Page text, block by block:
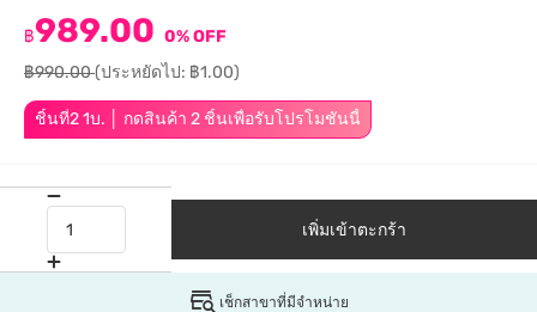
ชิ้นที่2 1บ. │ กดสินค้า 2 ชิ้นเพื่อรับโปรโมชันนี้
฿989.00 0% OFF
฿990.00(ประหยัดไป: ฿1.00)
เพิ่มเข้าตะกร้า
เช็กสาขาที่มีจำหน่าย